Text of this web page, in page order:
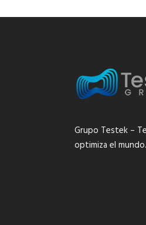
Grupo Testek –
optimiza el mundo.